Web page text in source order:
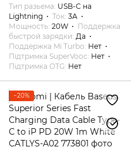
Тип разьема USB-C на
Lightning
Ток 3A
Мощность 20W
Поддержка
быстрой зарядки Да
Поддержка Mi Turbo Нет
Підтримка SuperVooc Нет
Підтримка OTG Нет
−20%